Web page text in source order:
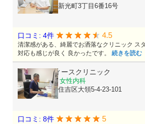
新潟県上越市新光町3丁目6番16号
口コミ: 4件 4.5
清潔感がある、綺麗でお洒落なクリニック ス
対応も感じが良く 良かったです。 続きを読む
ふくだレディースクリニック
産科, 婦人科, 女性内科
大阪府大阪市住吉区大領5-4-23-101
口コミ: 8件 5